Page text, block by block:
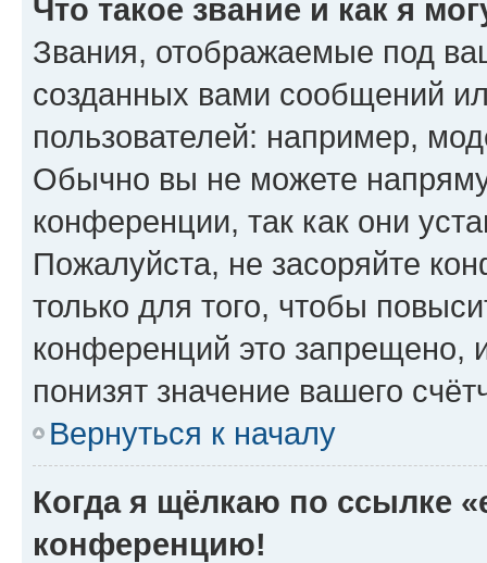
Что такое звание и как я
Звания, отображаемые под
созданных вами сообщений
пользователей: например,
Обычно вы не можете
конференции, так как они
Пожалуйста, не засоряйте
только для того, чтобы
конференций это запрещено,
понизят значение вашего
Вернуться к началу
Когда я щёлкаю по ссылке
конференцию!